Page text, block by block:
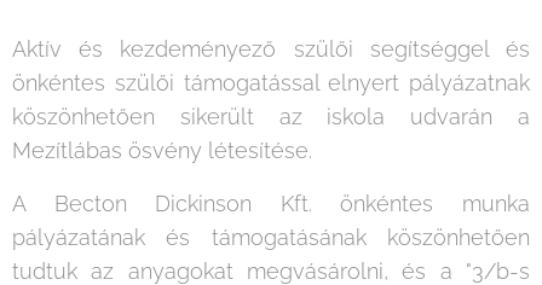
Aktív és kezdeményező szülői segítséggel és
önkéntes szülői támogatással elnyert pályázatnak
köszönhetően sikerült az iskola udvarán a
Mezítlábas ösvény létesítése.
A Becton Dickinson Kft. önkéntes munka
pályázatának és támogatásának köszönhetően
tudtuk az anyagokat megvásárolni, és a "3/b-s